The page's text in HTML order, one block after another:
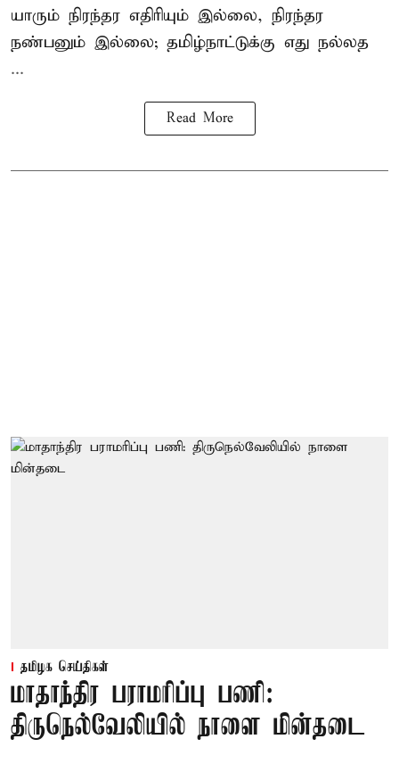
யாரும் நிரந்தர எதிரியும் இல்லை, நிரந்தர
நண்பனும் இல்லை; தமிழ்நாட்டுக்கு எது நல்லத
...
Read More
தமிழக செய்திகள்
மாதாந்திர பராமரிப்பு பணி:
திருநெல்வேலியில் நாளை மின்தடை